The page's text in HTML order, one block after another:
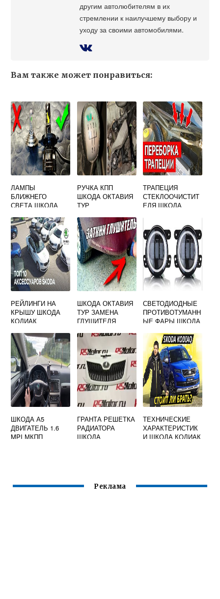
другим автолюбителям в их
стремлении к наилучшему выбору и
уходу за своими автомобилями.
Вам также может понравиться:
ЛАМПЫ
БЛИЖНЕГО
СВЕТА ШКОДА
РУЧКА КПП
ШКОДА ОКТАВИЯ
ТУР
ТРАПЕЦИЯ
СТЕКЛООЧИСТИТ
ЕЛЯ ШКОДА
РЕЙЛИНГИ НА
КРЫШУ ШКОДА
КОДИАК
ШКОДА ОКТАВИЯ
ТУР ЗАМЕНА
ГЛУШИТЕЛЯ
СВЕТОДИОДНЫЕ
ПРОТИВОТУМАНН
ЫЕ ФАРЫ ШКОДА
ШКОДА А5
ДВИГАТЕЛЬ 1.6
MPI МКПП
ГРАНТА РЕШЕТКА
РАДИАТОРА
ШКОДА
ТЕХНИЧЕСКИЕ
ХАРАКТЕРИСТИК
И ШКОДА КОДИАК
Реклама